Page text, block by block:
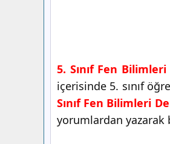
5. Sınıf Fen Bilimleri
içerisinde 5. sınıf
Sınıf Fen Bilimleri
yorumlardan